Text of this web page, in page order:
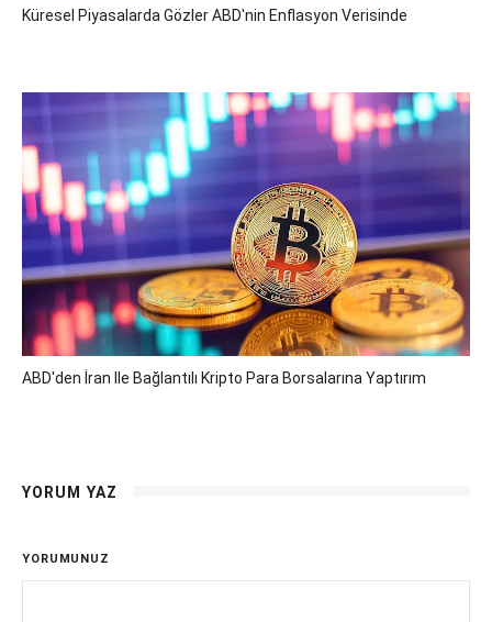
Küresel Piyasalarda Gözler ABD'nin Enflasyon Verisinde
ABD'den İran Ile Bağlantılı Kripto Para Borsalarına Yaptırım
YORUM YAZ
YORUMUNUZ